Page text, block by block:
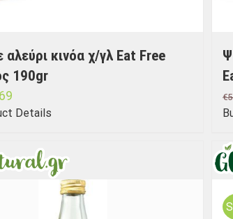
κινόα χ/γλ Eat Free
190gr
Details
€